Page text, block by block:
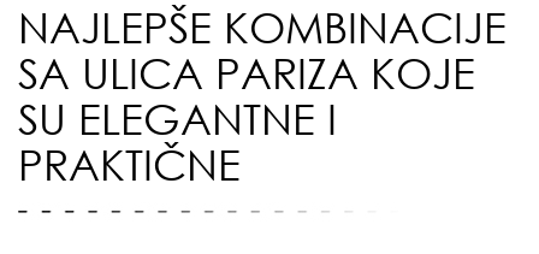
NAJLEPŠE KOMBINACIJE
SA ULICA PARIZA KOJE
SU ELEGANTNE I
PRAKTIČNE